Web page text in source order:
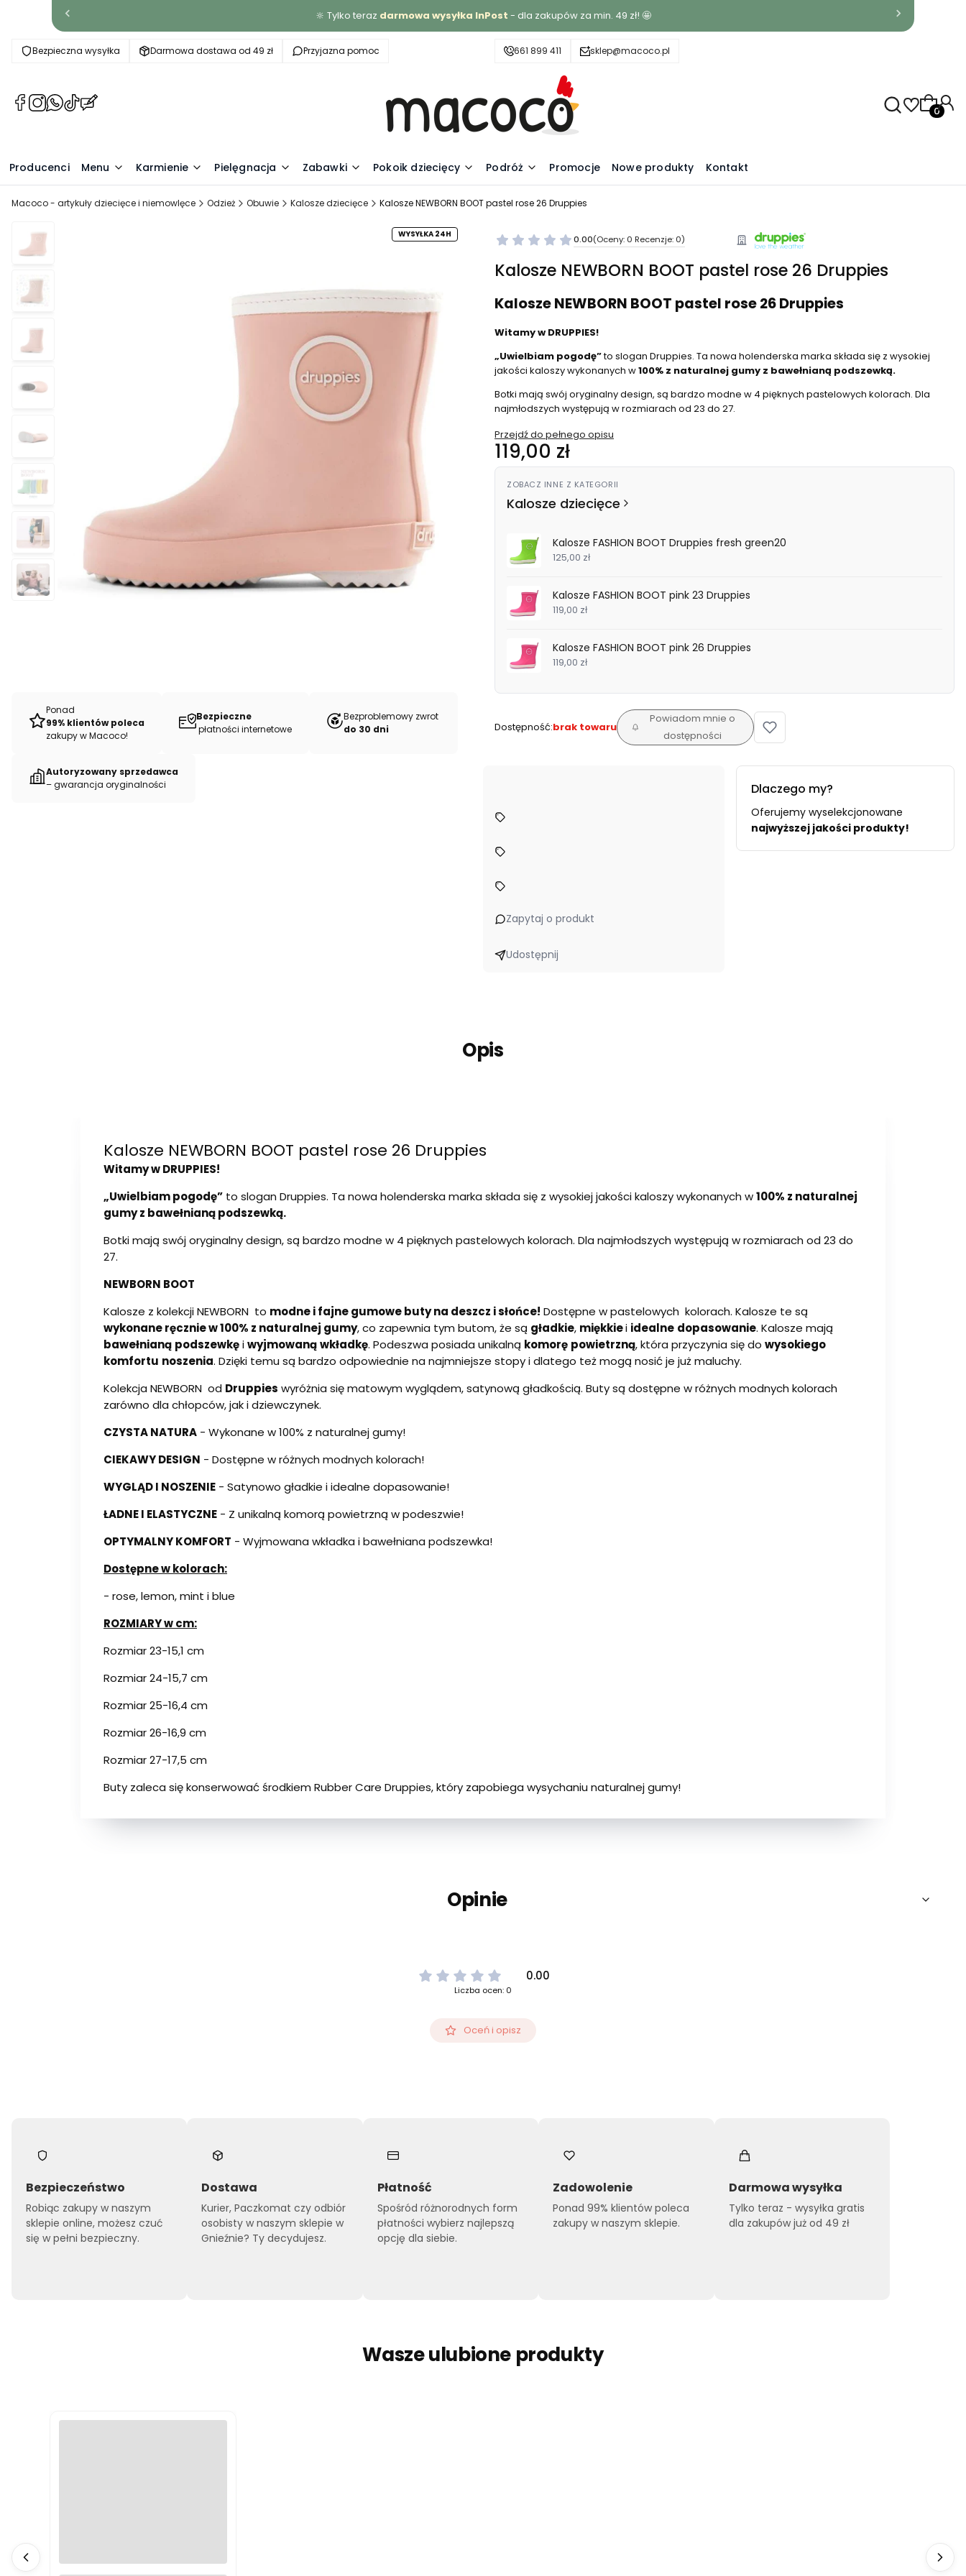
🔆 Tylko teraz darmowa wysyłka InPost - dla zakupów za min. 49 zł! 🤩
Bezpieczna wysyłka Darmowa dostawa od 49 zł Przyjazna pomoc 661 899 411 sklep@macoco.pl
(Otwiera
karcie)
(Otwiera
karcie)
(Otwiera
karcie)
(Otwiera
karcie)
(Otwiera
karcie)
Producenci Menu Karmienie Pielęgnacja Zabawki Pokoik dziecięcy Podróż Promocje Nowe produkty Kontakt
Macoco - artykuły dziecięce i niemowlęce Odzież Obuwie Kalosze dziecięce Kalosze NEWBORN BOOT pastel rose 26 Druppies
Ponad
99% klientów poleca
zakupy w Macoco!
Bezpieczne
płatności internetowe
Bezproblemowy zwrot
do 30 dni
Autoryzowany sprzedawca
– gwarancja oryginalności
WYSYŁKA 24H 0.00(Oceny: 0 Recenzje: 0)
Kalosze NEWBORN BOOT pastel rose 26 Druppies
Kalosze NEWBORN BOOT pastel rose 26 Druppies
Witamy w DRUPPIES!
„Uwielbiam pogodę”to slogan Druppies. Ta nowa holenderska marka składa się z wysokiej
jakości kaloszy wykonanych w100% z naturalnej gumy z bawełnianą podszewką.
Botki mają swój oryginalny design, są bardzo modne w 4 pięknych pastelowych kolorach. Dla
najmłodszych występują w rozmiarach od 23 do 27.
Przejdź do pełnego opisu
Cena
119,00 zł
ZOBACZ INNE Z KATEGORII
Kalosze dziecięce
Kalosze FASHION BOOT Druppies fresh green20
125,00 zł
Kalosze FASHION BOOT pink 23 Druppies
119,00 zł
Kalosze FASHION BOOT pink 26 Druppies
119,00 zł
Dostępność:brak towaru
Powiadom mnie o
dostępności
Zapytaj o produkt
Udostępnij
Dlaczego my?
Oferujemy wyselekcjonowane
najwyższej jakości produkty!
Opis
Kalosze NEWBORN BOOT pastel rose 26 Druppies
Witamy w DRUPPIES!
„Uwielbiam pogodę” to slogan Druppies. Ta nowa holenderska marka składa się z wysokiej jakości kaloszy wykonanych w100% z naturalnej
gumy z bawełnianą podszewką.
Botki mają swój oryginalny design, są bardzo modne w 4 pięknych pastelowych kolorach. Dla najmłodszych występują w rozmiarach od 23 do
27.
NEWBORN BOOT
Kalosze z kolekcji NEWBORN to modne i fajne gumowe buty na deszcz i słońce! Dostępne w pastelowych kolorach. Kalosze te są
wykonane ręcznie w 100% z naturalnej gumy, co zapewnia tym butom, że są gładkie, miękkiei idealne dopasowanie. Kalosze mają
bawełnianą podszewkęiwyjmowanąwkładkę. Podeszwa posiada unikalną komorę powietrzną, która przyczynia się do wysokiego
komfortu noszenia. Dzięki temu są bardzo odpowiednie na najmniejsze stopy i dlatego też mogą nosić je już maluchy.
Kolekcja NEWBORN od Druppies wyróżnia się matowym wyglądem, satynową gładkością. Buty są dostępne w różnych modnych kolorach
zarówno dla chłopców, jak i dziewczynek.
CZYSTA NATURA - Wykonane w 100% z naturalnej gumy!
CIEKAWY DESIGN - Dostępne w różnych modnych kolorach!
WYGLĄD I NOSZENIE - Satynowo gładkie i idealne dopasowanie!
ŁADNE I ELASTYCZNE - Z unikalną komorą powietrzną w podeszwie!
OPTYMALNY KOMFORT - Wyjmowana wkładka i bawełniana podszewka!
Dostępne w kolorach:
- rose, lemon, mint i blue
ROZMIARY w cm:
Rozmiar 23-15,1 cm
Rozmiar 24-15,7 cm
Rozmiar 25-16,4 cm
Rozmiar 26-16,9 cm
Rozmiar 27-17,5 cm
Buty zaleca się konserwować środkiem Rubber Care Druppies, który zapobiega wysychaniu naturalnej gumy!
Opinie
0.00
Liczba ocen: 0
Oceń i opisz
Bezpieczeństwo
Robiąc zakupy w naszym
sklepie online, możesz czuć
się w pełni bezpieczny.
Dostawa
Kurier, Paczkomat czy odbiór
osobisty w naszym sklepie w
Gnieźnie? Ty decydujesz.
Płatność
Spośród różnorodnych form
płatności wybierz najlepszą
opcję dla siebie.
Zadowolenie
Ponad 99% klientów poleca
zakupy w naszym sklepie.
Darmowa wysyłka
Tylko teraz - wysyłka gratis
dla zakupów już od 49 zł
Wasze ulubione produkty